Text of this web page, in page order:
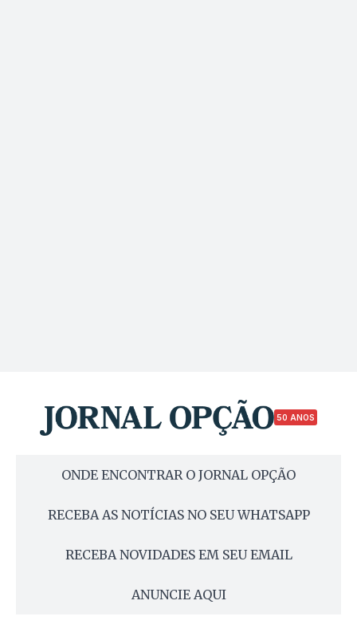
50 ANOS
ONDE ENCONTRAR O JORNAL OPÇÃO
RECEBA AS NOTÍCIAS NO SEU WHATSAPP
RECEBA NOVIDADES EM SEU EMAIL
ANUNCIE AQUI